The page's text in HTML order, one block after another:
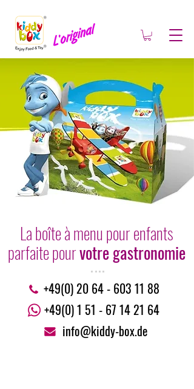
La boîte à menu pour enfants
parfaite pourvotre gastronomie
+49(0) 20 64 - 603 11 88
+49(0) 1 51 - 67 14 21 64
info@kiddy-box.de